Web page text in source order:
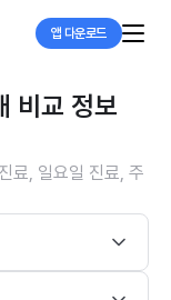
앱 다운로드
비교 정보
료, 일요일 진료, 주